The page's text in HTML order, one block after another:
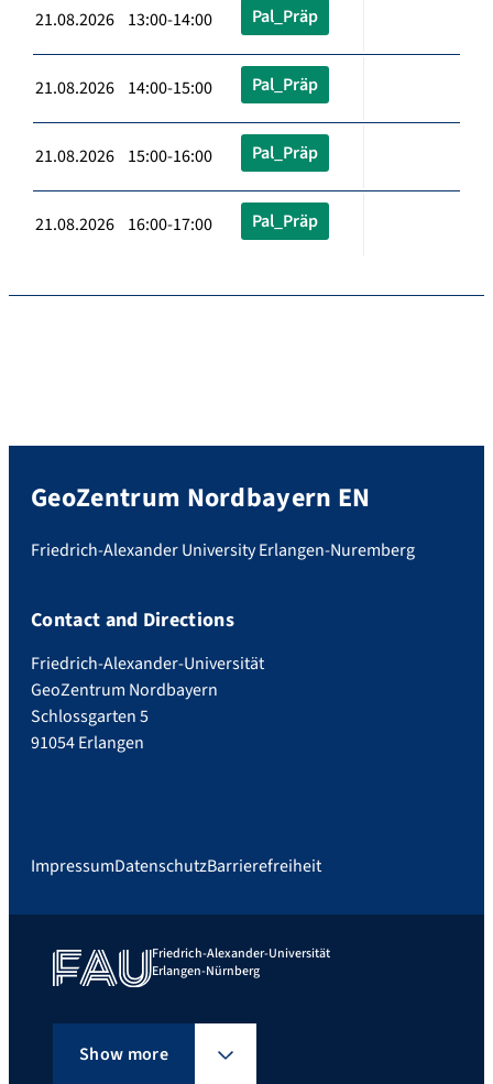
21.08.2026 13:00-14:00 Pal_Präp
21.08.2026 14:00-15:00 Pal_Präp
21.08.2026 15:00-16:00 Pal_Präp
21.08.2026 16:00-17:00 Pal_Präp
GeoZentrum Nordbayern EN
Friedrich-Alexander University Erlangen-Nuremberg
Contact and Directions
Friedrich-Alexander-Universität
GeoZentrum Nordbayern
Schlossgarten 5
91054 Erlangen
ImpressumDatenschutzBarrierefreiheit
Friedrich-Alexander-Universität
Erlangen-Nürnberg
Show more